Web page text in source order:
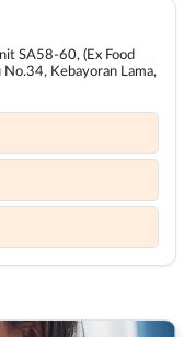
SA58-60, (Ex Food
Kebayoran Lama,